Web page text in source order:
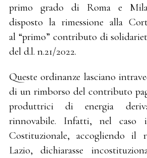
primo grado di Roma e
disposto la rimessione alla
al “primo” contributo di
del d.l. n.21/2022.
Queste ordinanze lasciano
di un rimborso del contributo
produttrici di energia
rinnovabile. Infatti, nel
Costituzionale, accogliendo il
Lazio, dichiarasse